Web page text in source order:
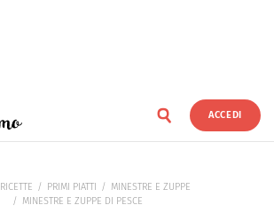
ACCEDI
RICETTE PRIMI PIATTI
MINESTRE E ZUPPE
MINESTRE E ZUPPE DI PESCE